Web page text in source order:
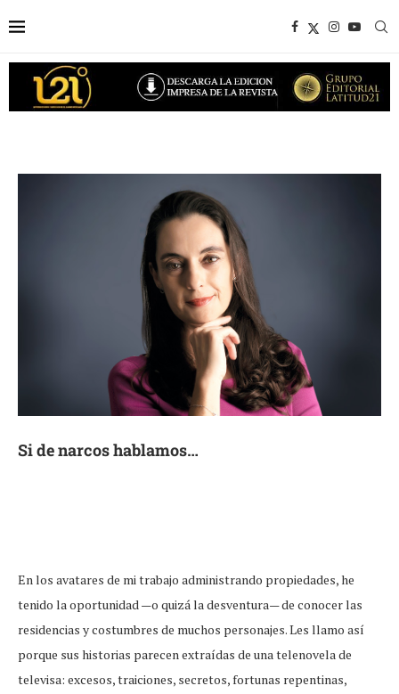
Si de narcos hablamos…
En los avatares de mi trabajo administrando propiedades, he
tenido la oportunidad —o quizá la desventura— de conocer las
residencias y costumbres de muchos personajes. Les llamo así
porque sus historias parecen extraídas de una telenovela de
televisa: excesos, traiciones, secretos, fortunas repentinas,